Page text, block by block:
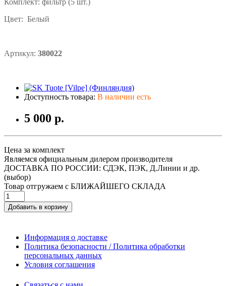
Цвет: Белый
Артикул: 380022
Доступность товара: В наличии есть
5 000 р.
Цена за комплект
Являемся официальным дилером производителя
ДОСТАВКА ПО РОССИИ: СДЭК, ПЭК, Д.Линии и др.
(выбор)
Товар отгружаем с БЛИЖАЙШЕГО СКЛАДА
Добавить в корзину
Информация о доставке
Политика безопасности / Политика обработки
персональных данных
Условия соглашения